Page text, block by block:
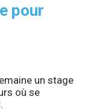
pour
un stage
où se